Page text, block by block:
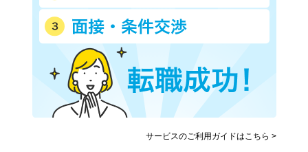
サービスのご利用ガイドはこちら >